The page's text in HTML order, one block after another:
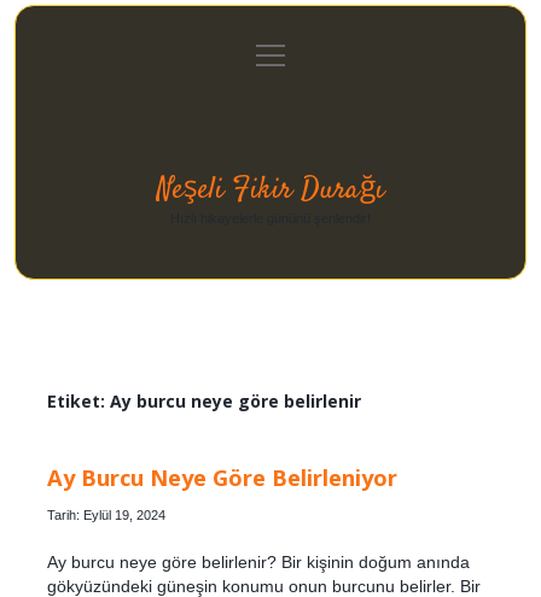
Gizlilik Politikası
menüyü
aç
Neşeli Fikir Durağı
Etiket: Ay burcu neye göre belirlenir
Ay Burcu Neye Göre Belirleniyor
Tarih: Eylül 19, 2024
Ay burcu neye göre belirlenir? Bir kişinin doğum anında
gökyüzündeki güneşin konumu onun burcunu belirler. Bir